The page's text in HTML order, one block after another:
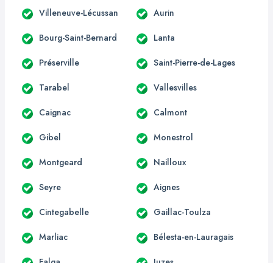
Villeneuve-Lécussan Aurin
Bourg-Saint-Bernard Lanta
Préserville Saint-Pierre-de-Lages
Tarabel Vallesvilles
Caignac Calmont
Gibel Monestrol
Montgeard Nailloux
Seyre Aignes
Cintegabelle Gaillac-Toulza
Marliac Bélesta-en-Lauragais